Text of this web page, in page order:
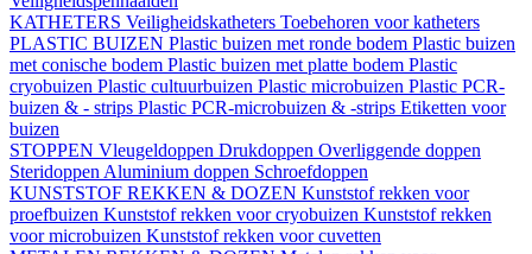
KATHETERS Veiligheidskatheters Toebehoren voor katheters
PLASTIC BUIZEN Plastic buizen met ronde bodem Plastic buizen
met conische bodem Plastic buizen met platte bodem Plastic
cryobuizen Plastic cultuurbuizen Plastic microbuizen Plastic PCR-
buizen & - strips Plastic PCR-microbuizen & -strips Etiketten voor
buizen
STOPPEN Vleugeldoppen Drukdoppen Overliggende doppen
Steridoppen Aluminium doppen Schroefdoppen
KUNSTSTOF REKKEN & DOZEN Kunststof rekken voor
proefbuizen Kunststof rekken voor cryobuizen Kunststof rekken
voor microbuizen Kunststof rekken voor cuvetten